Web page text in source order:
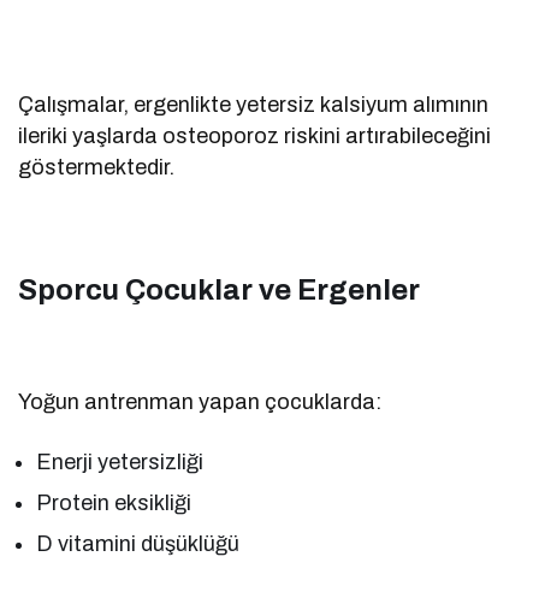
Çalışmalar, ergenlikte yetersiz kalsiyum alımının
ileriki yaşlarda osteoporoz riskini artırabileceğini
göstermektedir.
Sporcu Çocuklar ve Ergenler
Yoğun antrenman yapan çocuklarda:
Enerji yetersizliği
Protein eksikliği
D vitamini düşüklüğü